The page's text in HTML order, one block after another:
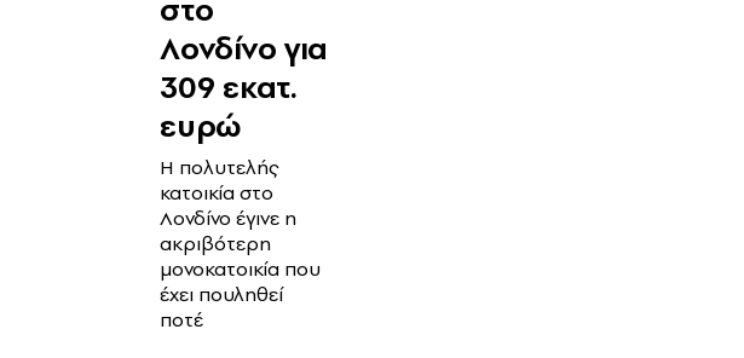
στο
Λονδίνο για
309 εκατ.
ευρώ
Η πολυτελής
κατοικία στο
Λονδίνο έγινε η
ακριβότερη
μονοκατοικία που
έχει πουληθεί
ποτέ